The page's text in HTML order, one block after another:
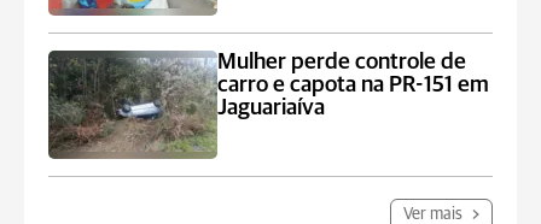
Mulher perde controle de
carro e capota na PR-151 em
Jaguariaíva
Ver mais